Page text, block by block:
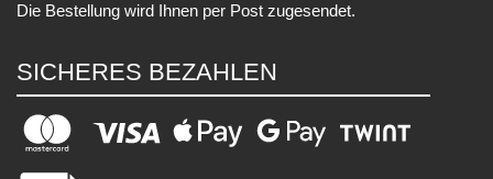
Die Bestellung wird Ihnen per Post zugesendet.
SICHERES BEZAHLEN